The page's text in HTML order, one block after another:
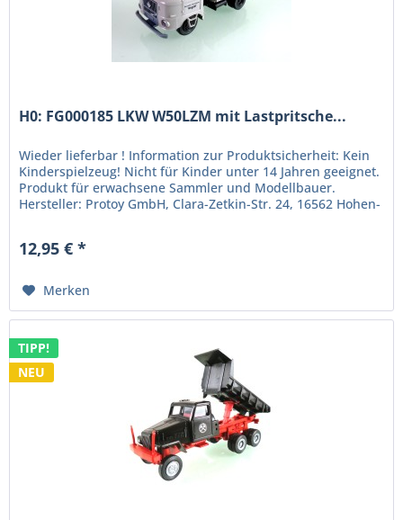
H0: FG000185 LKW W50LZM mit Lastpritsche...
Wieder lieferbar ! Information zur Produktsicherheit: Kein
Kinderspielzeug! Nicht für Kinder unter 14 Jahren geeignet.
Produkt für erwachsene Sammler und Modellbauer.
Hersteller: Protoy GmbH, Clara-Zetkin-Str. 24, 16562 Hohen-
12,95 € *
Merken
TIPP!
NEU